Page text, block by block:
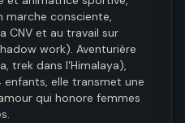
marche consciente,
CNV et au travail sur
work). Aventurière
trek dans l'Himalaya),
enfants, elle transmet une
qui honore femmes